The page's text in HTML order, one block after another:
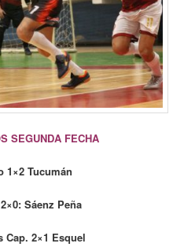
SEGUNDA FECHA
1×2 Tucumán
Sáenz Peña
Cap. 2×1 Esquel